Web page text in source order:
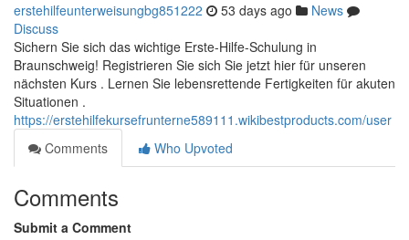
erstehilfeunterweisungbg851222 53 days ago
News
Discuss
Sichern Sie sich das wichtige Erste-Hilfe-Schulung in
Braunschweig! Registrieren Sie sich Sie jetzt hier für unseren
nächsten Kurs . Lernen Sie lebensrettende Fertigkeiten für akuten
Situationen .
https://erstehilfekursefrunterne589111.wikibestproducts.com/user
Comments
Who Upvoted
Comments
Submit a Comment